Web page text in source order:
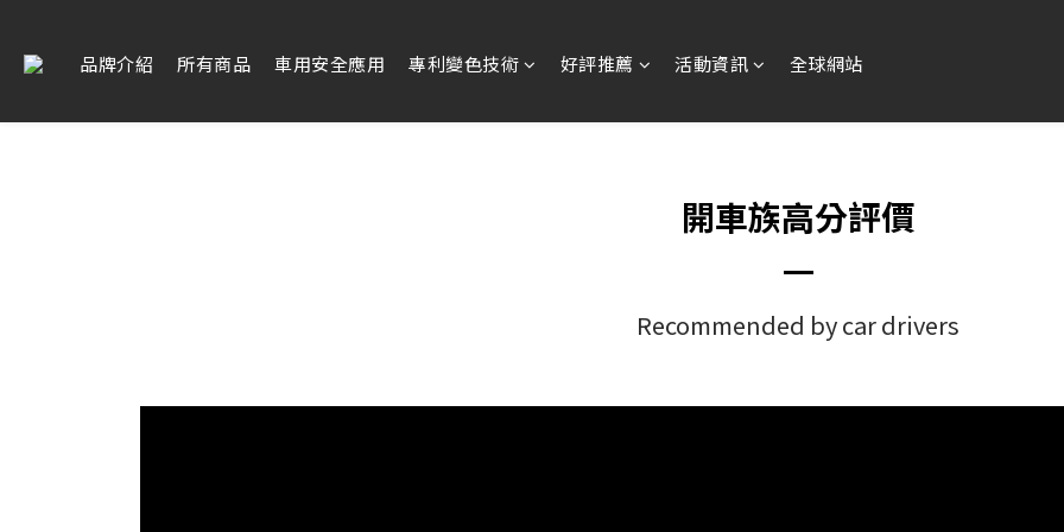
品牌介紹 所有商品 車用安全應用 專利變色技術 好評推薦 活動資訊 全球網站
開車族高分評價
Recommended by car drivers